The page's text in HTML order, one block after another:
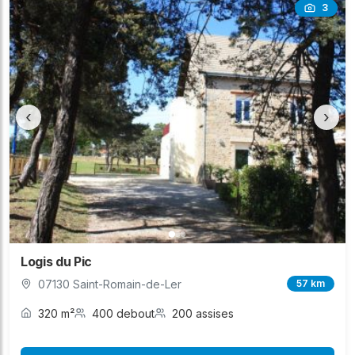
3
‹ ›
Logis du Pic
07130 Saint-Romain-de-Ler 57 km
320 m² 400 debout 200 assises